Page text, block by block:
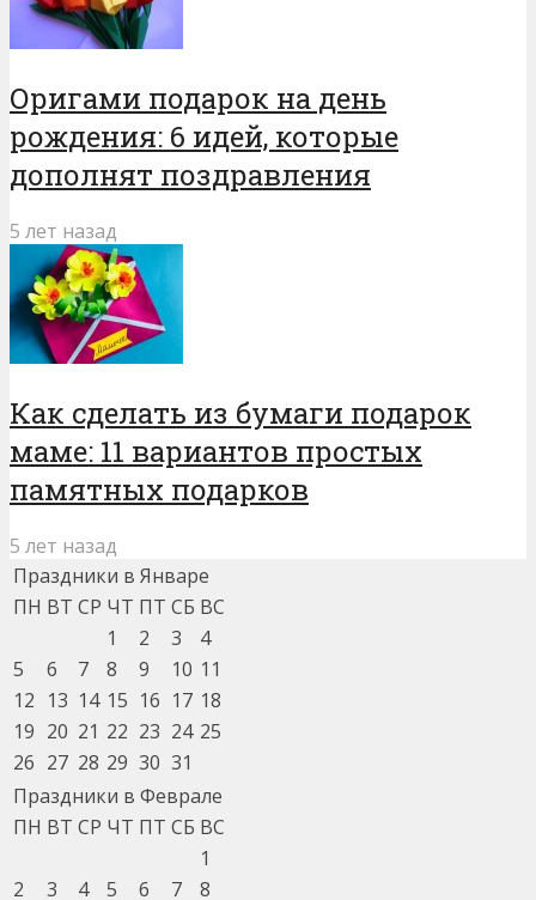
Оригами подарок на день
рождения: 6 идей, которые
дополнят поздравления
5 лет назад
Как сделать из бумаги подарок
маме: 11 вариантов простых
памятных подарков
5 лет назад
Праздники в Январе
ПН ВТ СР ЧТ ПТ СБ ВС
1
2 3
4
5
6 7 8 9 10 11
12 13 14 15 16 17 18
19 20 21 22 23 24 25
26 27 28 29 30 31
Праздники в Феврале
ПН ВТ СР ЧТ ПТ СБ ВС
1
2
3 4 5 6 7
8